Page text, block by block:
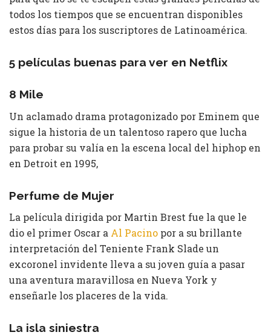
todos los tiempos que se encuentran disponibles
estos días para los suscriptores de Latinoamérica.
5 películas buenas para ver en Netflix
8 Mile
Un aclamado drama protagonizado por Eminem que
sigue la historia de un talentoso rapero que lucha
para probar su valía en la escena local del hiphop en
en Detroit en 1995,
Perfume de Mujer
La película dirigida por Martin Brest fue la que le
dio el primer Oscar a Al Pacino por a su brillante
interpretación del Teniente Frank Slade un
excoronel invidente lleva a su joven guía a pasar
una aventura maravillosa en Nueva York y
enseñarle los placeres de la vida.
La isla siniestra